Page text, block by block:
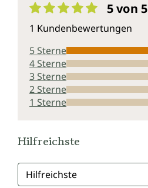
5 von 5
1 Kundenbewertungen
5 Sterne
4 Sterne
3 Sterne
2 Sterne
1 Sterne
Hilfreichste